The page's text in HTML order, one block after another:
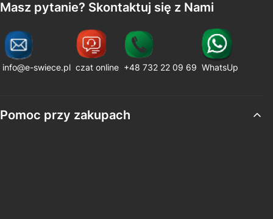
Masz pytanie? Skontaktuj się z Nami
info@e-swiece.pl czat online +48 732 22 09 69 WhatsUp
Linki w stopce
Pomoc przy zakupach